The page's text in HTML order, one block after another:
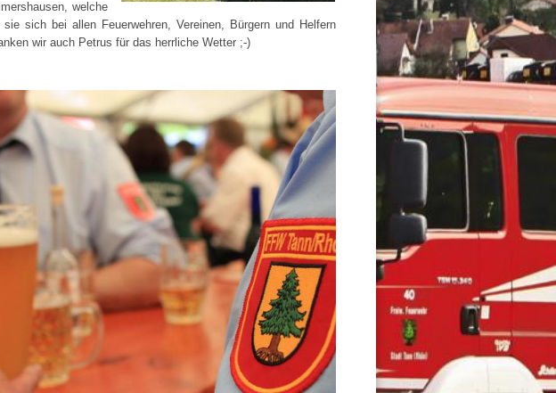
welche
sich bei allen Feuerwehren, Vereinen, Bürgern und Helfern
wir auch Petrus für das herrliche Wetter ;-)